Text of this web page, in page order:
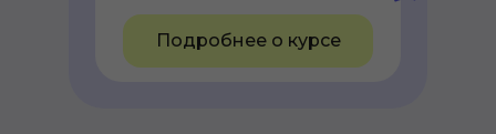
Подробнее о курсе